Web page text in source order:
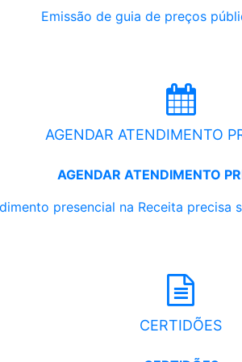
Emissão de guia de preços
AGENDAR ATENDIMENTO
AGENDAR ATENDIMENTO
presencial na Receita precisa
CERTIDÕES